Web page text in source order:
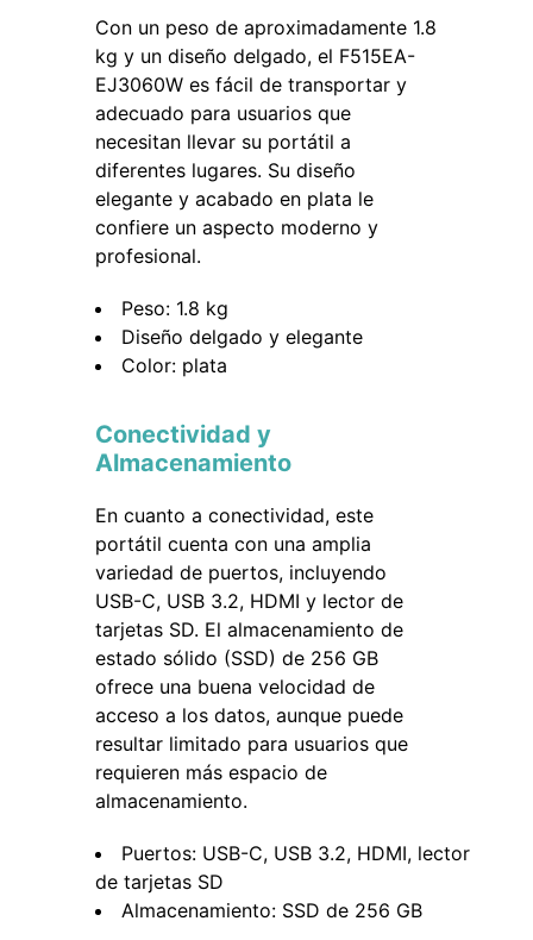
Con un peso de aproximadamente 1.8
kg y un diseño delgado, el F515EA-
EJ3060W es fácil de transportar y
adecuado para usuarios que
necesitan llevar su portátil a
diferentes lugares. Su diseño
elegante y acabado en plata le
confiere un aspecto moderno y
profesional.
Peso: 1.8 kg
Diseño delgado y elegante
Color: plata
Conectividad y
Almacenamiento
En cuanto a conectividad, este
portátil cuenta con una amplia
variedad de puertos, incluyendo
USB-C, USB 3.2, HDMI y lector de
tarjetas SD. El almacenamiento de
estado sólido (SSD) de 256 GB
ofrece una buena velocidad de
acceso a los datos, aunque puede
resultar limitado para usuarios que
requieren más espacio de
almacenamiento.
Puertos: USB-C, USB 3.2, HDMI, lector
de tarjetas SD
Almacenamiento: SSD de 256 GB